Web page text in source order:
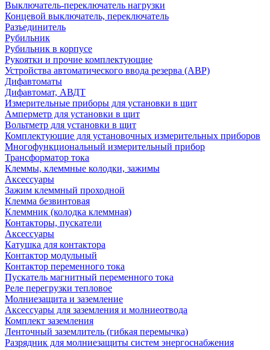
Выключатель-переключатель нагрузки
Концевой выключатель, переключатель
Разъединитель
Рубильник
Рубильник в корпусе
Рукоятки и прочие комплектующие
Устройства автоматического ввода резерва (АВР)
Дифавтоматы
Дифавтомат, АВДТ
Измерительные приборы для установки в щит
Амперметр для установки в щит
Вольтметр для установки в щит
Комплектующие для установочных измерительных приборов
Многофункциональный измерительный прибор
Трансформатор тока
Клеммы, клеммные колодки, зажимы
Аксессуары
Зажим клеммный проходной
Клемма безвинтовая
Клеммник (колодка клеммная)
Контакторы, пускатели
Аксессуары
Катушка для контактора
Контактор модульный
Контактор переменного тока
Пускатель магнитный переменного тока
Реле перегрузки тепловое
Молниезащита и заземление
Аксессуары для заземления и молниеотвода
Комплект заземления
Ленточный заземлитель (гибкая перемычка)
Разрядник для молниезащиты систем энергоснабжения